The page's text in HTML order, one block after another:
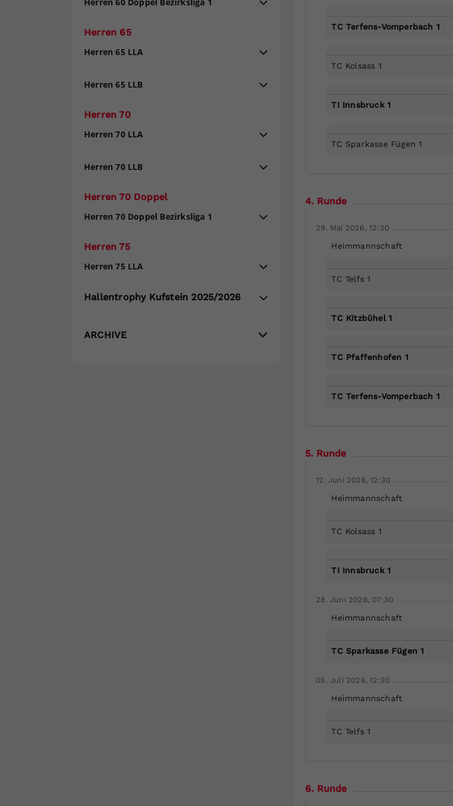
TC Terfens-Vomperbach 1
TC Kolsass 1
TI Innsbruck 1
TC Sparkasse Fügen 1
4. Runde
29. Mai 2026, 12:30
Heimmannschaft
TC Telfs 1
TC Kitzbühel 1
TC Pfaffenhofen 1
TC Terfens-Vomperbach 1
5. Runde
12. Juni 2026, 12:30
Heimmannschaft
TC Kolsass 1
TI Innsbruck 1
28. Juni 2026, 07:30
Heimmannschaft
TC Sparkasse Fügen 1
05. Juli 2026, 12:30
Heimmannschaft
TC Telfs 1
6. Runde
Herren 65
Herren 65 LLA
Herren 65 LLB
Herren 70
Herren 70 LLA
Herren 70 LLB
Herren 70 Doppel
Herren 70 Doppel Bezirksliga 1
Herren 75
Herren 75 LLA
Hallentrophy Kufstein 2025/2026
ARCHIVE